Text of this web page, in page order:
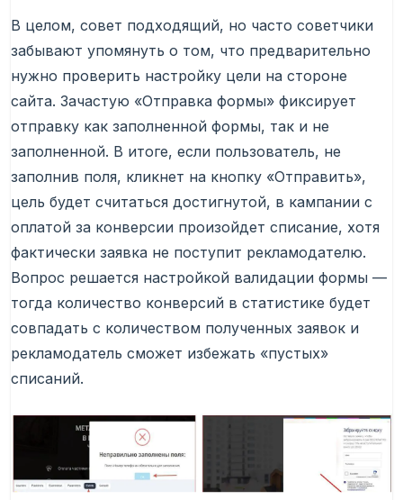
В целом, совет подходящий, но часто советчики
забывают упомянуть о том, что предварительно
нужно проверить настройку цели на стороне
сайта. Зачастую «Отправка формы» фиксирует
отправку как заполненной формы, так и не
заполненной. В итоге, если пользователь, не
заполнив поля, кликнет на кнопку «Отправить»,
цель будет считаться достигнутой, в кампании с
оплатой за конверсии произойдет списание, хотя
фактически заявка не поступит рекламодателю.
Вопрос решается настройкой валидации формы —
тогда количество конверсий в статистике будет
совпадать с количеством полученных заявок и
рекламодатель сможет избежать «пустых»
списаний.